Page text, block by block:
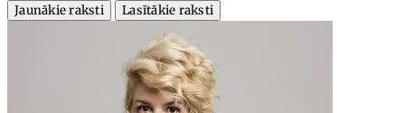
Jaunākie raksti
Lasītākie raksti